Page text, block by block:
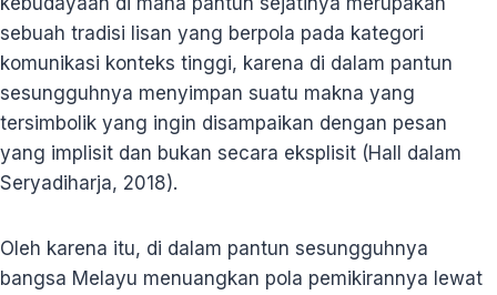
sebuah tradisi lisan yang berpola pada kategori
komunikasi konteks tinggi, karena di dalam pantun
sesungguhnya menyimpan suatu makna yang
tersimbolik yang ingin disampaikan dengan pesan
yang implisit dan bukan secara eksplisit (Hall dalam
Seryadiharja, 2018).
Oleh karena itu, di dalam pantun sesungguhnya
bangsa Melayu menuangkan pola pemikirannya lewat